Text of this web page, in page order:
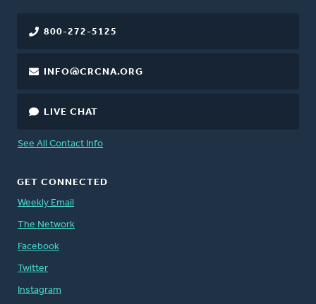
800-272-5125
INFO@CRCNA.ORG
LIVE CHAT
See All Contact Info
GET CONNECTED
Weekly Email
The Network
Facebook
Twitter
Instagram